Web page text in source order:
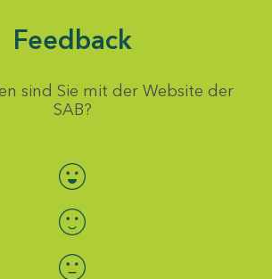
Feedback
sind Sie mit der Website der
SAB?
Bewertung auswählen